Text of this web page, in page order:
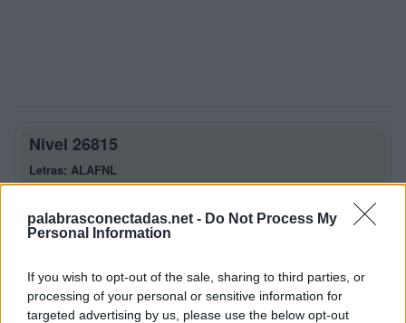
palabrasconectadas.net - Do Not Process My
Personal Information
If you wish to opt-out of the sale, sharing to third parties, or
processing of your personal or sensitive information for
targeted advertising by us, please use the below opt-out
Nivel 26815
Letras: ALAFNL
Palabras Conectadas Nivel 26815
respuestas
La respuesta a este rompecabezas es:
A
L
A